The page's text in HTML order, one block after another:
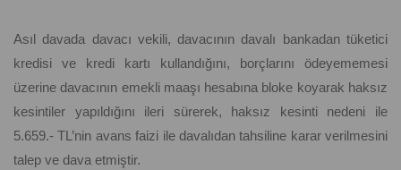
Asıl davada davacı vekili, davacının davalı bankadan tüketici
kredisi ve kredi kartı kullandığını, borçlarını ödeyememesi
üzerine davacının emekli maaşı hesabına bloke koyarak haksız
kesintiler yapıldığını ileri sürerek, haksız kesinti nedeni ile
5.659.- TL’nin avans faizi ile davalıdan tahsiline karar verilmesini
talep ve dava etmiştir.